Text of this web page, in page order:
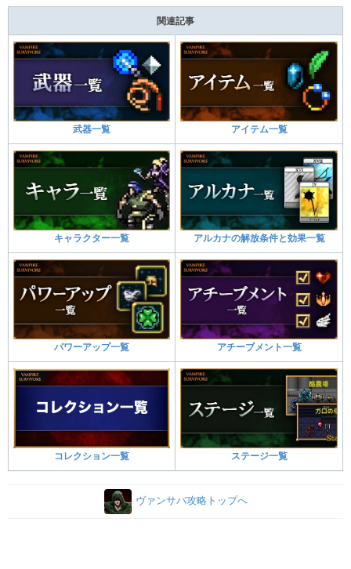
関連記事
武器一覧 アイテム一覧
キャラクター一覧 アルカナの解放条件と効果一覧
パワーアップ一覧 アチーブメント一覧
コレクション一覧 ステージ一覧
ヴァンサバ攻略トップへ